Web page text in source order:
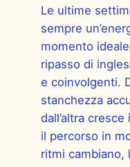
Le ultime
sempre
momento
ripasso di
e coinvolgenti.
stanchezza
dall’altra
il percorso in
ritmi cambiano,